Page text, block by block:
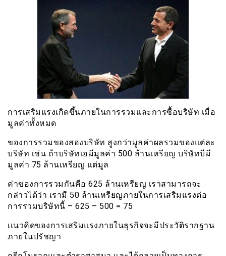
การเสริมแรงเกิดขึ้นภายในการรวมและการซื้อบริษัท เมื่อ
มูลค่าทั้งหมด
ของการรวมของสองบริษัท สูงกว่ามูลค่าผลรวมของแต่ละ
บริษัท เช่น ถ้าบริษัทเอมีมูลค่า 500 ล้านเหรียญ บริษัทบีมี
มูลค่า 75 ล้านเหรียญ แต่มูล
ค่าของการรวมกันคือ 625 ล้านเหรียญ เราสามารถจะ
กล่าวได้ว่า เรามี 50 ล้านเหรียญภายในการเสริมแรงต่อ
การรวมบริษัทนี้ – 625 – 500 = 75
เเนวคิดของการเสริมแรงภายในธุรกิจจะมีประวัติรากฐาน
ภายในปรัชญา